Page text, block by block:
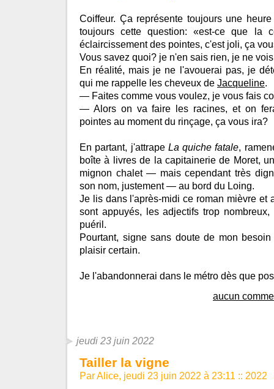
Coiffeur. Ça représente toujours une
toujours cette question: «est-ce que la
éclaircissement des pointes, c'est joli, ça
Vous savez quoi? je n'en sais rien, je ne
En réalité, mais je ne l'avouerai pas, je
qui me rappelle les cheveux de Jacqueline.
— Faites comme vous voulez, je vous fais
— Alors on va faire les racines, et on
pointes au moment du rinçage, ça vous ira?
En partant, j'attrape La quiche fatale,
boîte à livres de la capitainerie de Moret,
mignon chalet — mais cependant très
son nom, justement — au bord du Loing.
Je lis dans l'après-midi ce roman mièvre et
sont appuyés, les adjectifs trop
puéril.
Pourtant, signe sans doute de mon
plaisir certain.
Je l'abandonnerai dans le métro dès que
aucun
jeudi 23 juin 2022
Tailler la vigne
Par Alice, jeudi 23 juin 2022 à 23:11 :: 2022